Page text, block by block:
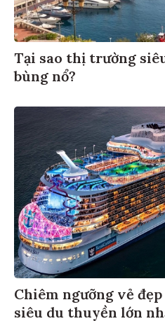
Tại sao thị trường
bùng nổ?
Chiêm ngưỡng vẻ
siêu du thuyền lớn